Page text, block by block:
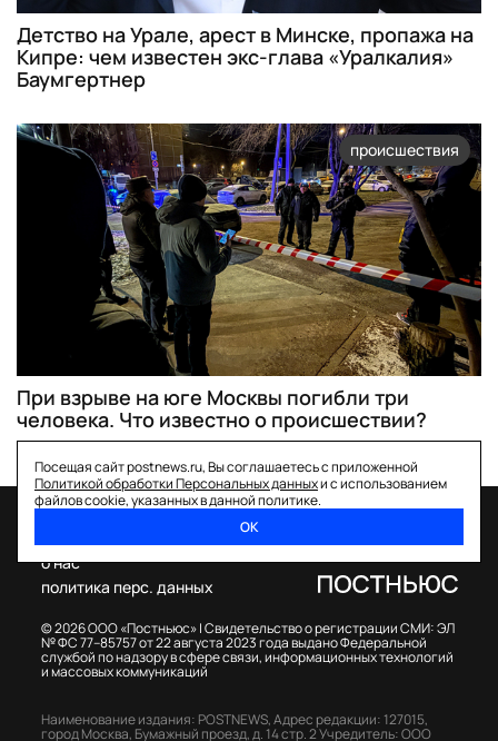
Детство на Урале, арест в Минске, пропажа на
Кипре: чем известен экс-глава «Уралкалия»
Баумгертнер
происшествия
При взрыве на юге Москвы погибли три
человека. Что известно о происшествии?
Посещая сайт postnews.ru, Вы соглашаетесь с приложенной
Политикой обработки Персональных данныхи с использованием
файлов cookie, указанных в данной политике.
ОК
© 2026 ООО «Постньюс» |Свидетельство о регистрации СМИ: ЭЛ
№ ФС 77–85757 от 22 августа 2023 года выдано Федеральной
службой по надзору в сфере связи, информационных технологий
и массовых коммуникаций
о нас
политика перс. данных
Наименование издания: POSTNEWS,Адрес редакции: 127015,
город Москва, Бумажный проезд, д. 14 стр. 2Учредитель: ООО